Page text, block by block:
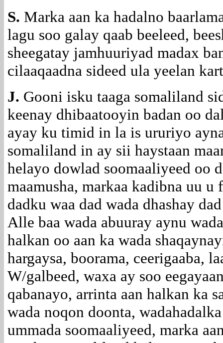
S. Marka aan ka hadalno
lagu soo galay qaab beeleed,
sheegatay jamhuuriyad madax
cilaaqaadna sideed ula yeelan
J. Gooni isku taaga somaliland
keenay dhibaatooyin badan oo
ayay ku timid in la is ururiyo
somaliland in ay sii haystaan
helayo dowlad soomaaliyeed oo
maamusha, markaa kadibna uu
dadku waa dad wada dhashay
Alle baa wada abuuray aynu
halkan oo aan ka wada
hargaysa, boorama, ceerigaaba,
W/galbeed, waxa ay soo
qabanayo, arrinta aan halkan ka
wada noqon doonta,
ummada soomaaliyeed, marka